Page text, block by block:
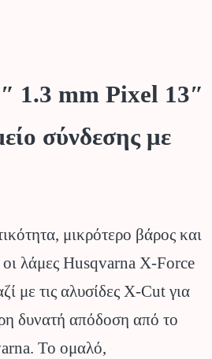
1.3 mm Pixel 13″
σύνδεσης με
μικρότερο βάρος και
λάμες Husqvarna X-Force
με τις αλυσίδες X-Cut για
δυνατή απόδοση από το
Το ομαλό,